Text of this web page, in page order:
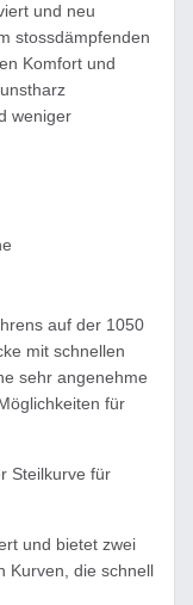
und neu
stossdämpfenden
Komfort und
weniger
auf der 1050
mit schnellen
sehr angenehme
für
Steilkurve für
und bietet zwei
Kurven, die schnell